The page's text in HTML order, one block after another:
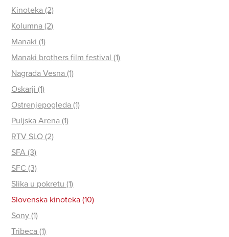
Kinoteka (2)
Kolumna (2)
Manaki (1)
Manaki brothers film festival (1)
Nagrada Vesna (1)
Oskarji (1)
Ostrenjepogleda (1)
Puljska Arena (1)
RTV SLO (2)
SFA (3)
SFC (3)
Slika u pokretu (1)
Slovenska kinoteka (10)
Sony (1)
Tribeca (1)